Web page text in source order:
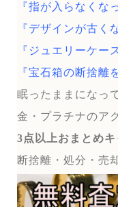
『指が入らなくな
『デザインが古く
『ジュエリーケー
『宝石箱の断捨離
眠ったままになっ
金・プラチナのア
3点以上おまとめ
断捨離・処分・売